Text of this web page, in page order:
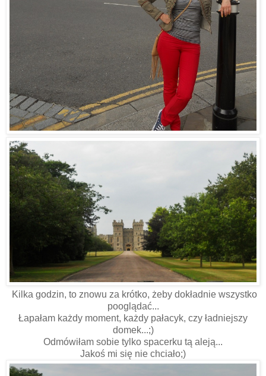
Kilka godzin, to znowu za krótko, żeby dokładnie wszystko
pooglądać...
Łapałam każdy moment, każdy pałacyk, czy ładniejszy
domek...;)
Odmówiłam sobie tylko spacerku tą aleją...
Jakoś mi się nie chciało;)